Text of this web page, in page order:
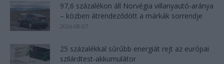
97,6 százalékon áll Norvégia villanyautó-aránya
– közben átrendeződött a márkák sorrendje
2026-08-07
25 százalékkal sűrűbb energiát rejt az európai
szilárdtest-akkumulátor